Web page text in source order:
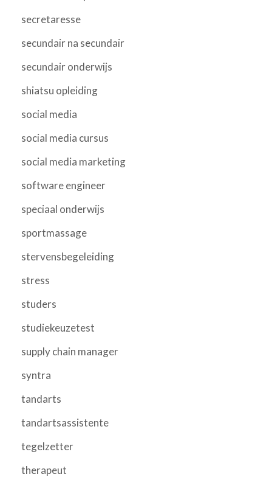
secretaresse
secundair na secundair
secundair onderwijs
shiatsu opleiding
social media
social media cursus
social media marketing
software engineer
speciaal onderwijs
sportmassage
stervensbegeleiding
stress
studers
studiekeuzetest
supply chain manager
syntra
tandarts
tandartsassistente
tegelzetter
therapeut